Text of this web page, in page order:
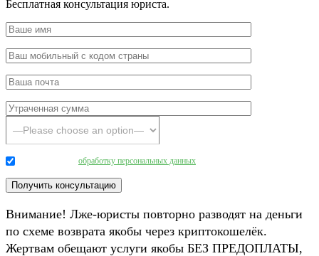
Бесплатная консультация юриста.
обработку персональных данных
Внимание! Лже-юристы повторно разводят на деньги
по схеме возврата якобы через криптокошелёк.
Жертвам обещают услуги якобы БЕЗ ПРЕДОПЛАТЫ,